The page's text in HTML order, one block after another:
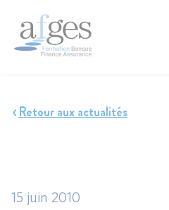
Retour aux actualités
15 juin 2010